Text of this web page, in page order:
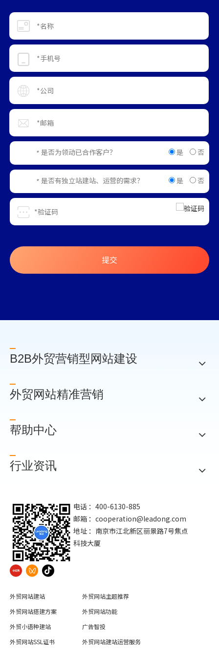
* 是否为领动已合作客户？ 是 否
* 是否有独立站建站、运营的需求？ 是 否
提交
B2B外贸营销型网站建设
外贸网站精准营销
帮助中心
行业资讯
电话 ：400-6130-885
邮箱 ： cooperation@leadong.com
地址 ：南京市江北新区丽景路7号焦点
科技大厦
外贸网站建站
外贸网站主题推荐
外贸网站搭建方案
外贸网站功能
外贸小语种建站
广告智投
外贸网站SSL证书
外贸网站建站运营服务